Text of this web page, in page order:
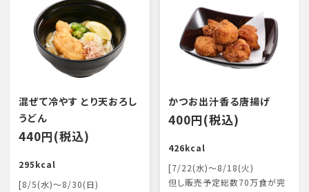
混ぜて冷やす とり天おろし
うどん
440円(税込)
295kcal
[8/5(水)～8/30(日)
かつお出汁香る唐揚げ
400円(税込)
426kcal
[7/22(水)～8/18(火)
但し販売予定総数70万食が完